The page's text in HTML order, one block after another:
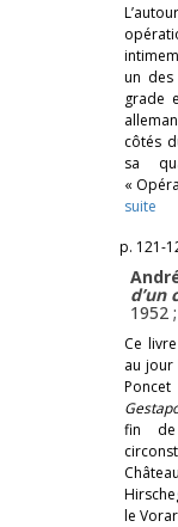
un
grade
côtés
sa
«
suite
p. 121-
d’un
1952
Ce
au jour
fin
le